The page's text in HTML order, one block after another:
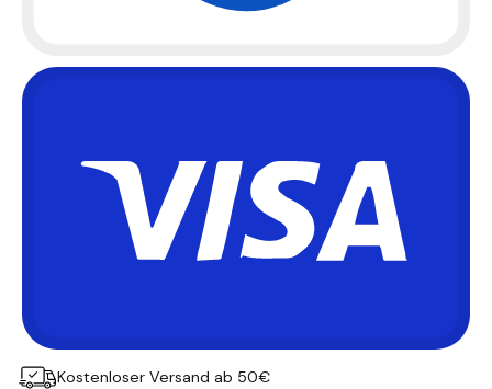
Kostenloser Versand ab 50€